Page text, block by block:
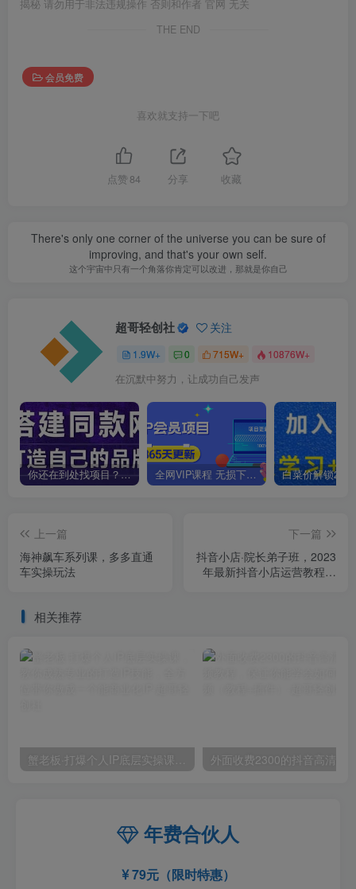
揭秘 请勿用于非法违规操作 否则和作者 官网 无关
THE END
会员免费
喜欢就支持一下吧
点赞 84 分享 收藏
There's only one corner of the universe you can be sure of
improving, and that's your own self.
这个宇宙中只有一个角落你肯定可以改进，那就是你自己
超哥轻创社 关注
1.9W+ 0 715W+ 10876W+
在沉默中努力，让成功自己发声
你还在到处找项目？还在当韭菜？我靠卖项目一个月收入5万+，曾经我也是个失败者。 全网VIP课程 无损下载~
上一篇
海神飙车系列课，多多直通
车实操玩法
下一篇
抖音小店·院长弟子班，2023
年最新抖音小店运营教程，
相关推荐
蟹老板·打爆个人IP底层实操课，教你成熟专业的打造IP技能，全方位带你做成一个能商业化IP
年费合伙人
79元（限时特惠）